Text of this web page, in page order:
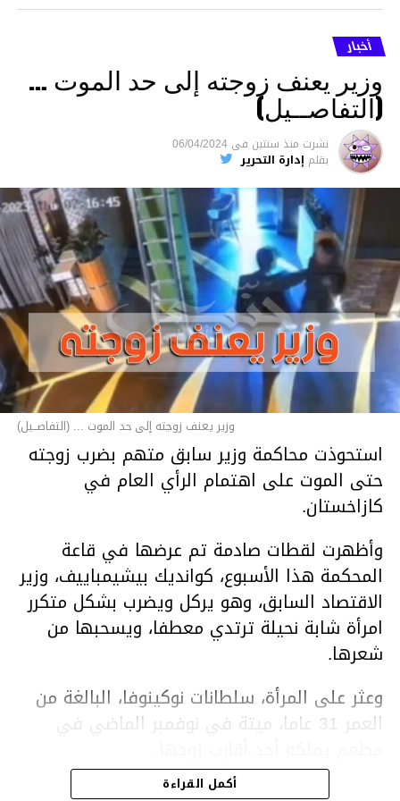
أخبار
وزير يعنف زوجته إلى حد الموت …
(التفاصــيل)
نشرت منذ سنتين فى 06/04/2024
بقلم إدارة التحرير
وزير يعنف زوجته إلى حد الموت ... (التفاصــيل)
استحوذت محاكمة وزير سابق متهم بضرب زوجته
حتى الموت على اهتمام الرأي العام في
كازاخستان.
وأظهرت لقطات صادمة تم عرضها في قاعة
المحكمة هذا الأسبوع، كوانديك بيشيمباييف، وزير
الاقتصاد السابق، وهو يركل ويضرب بشكل متكرر
امرأة شابة نحيلة ترتدي معطفا، ويسحبها من
شعرها.
وعثر على المرأة، سلطانات نوكينوفا، البالغة من
العمر 31 عاما، ميتة في نوفمبر الماضي في
ووفقا لتقرير الطبيب الشرعي، توفيت نوكينوفا
أكمل القراءة